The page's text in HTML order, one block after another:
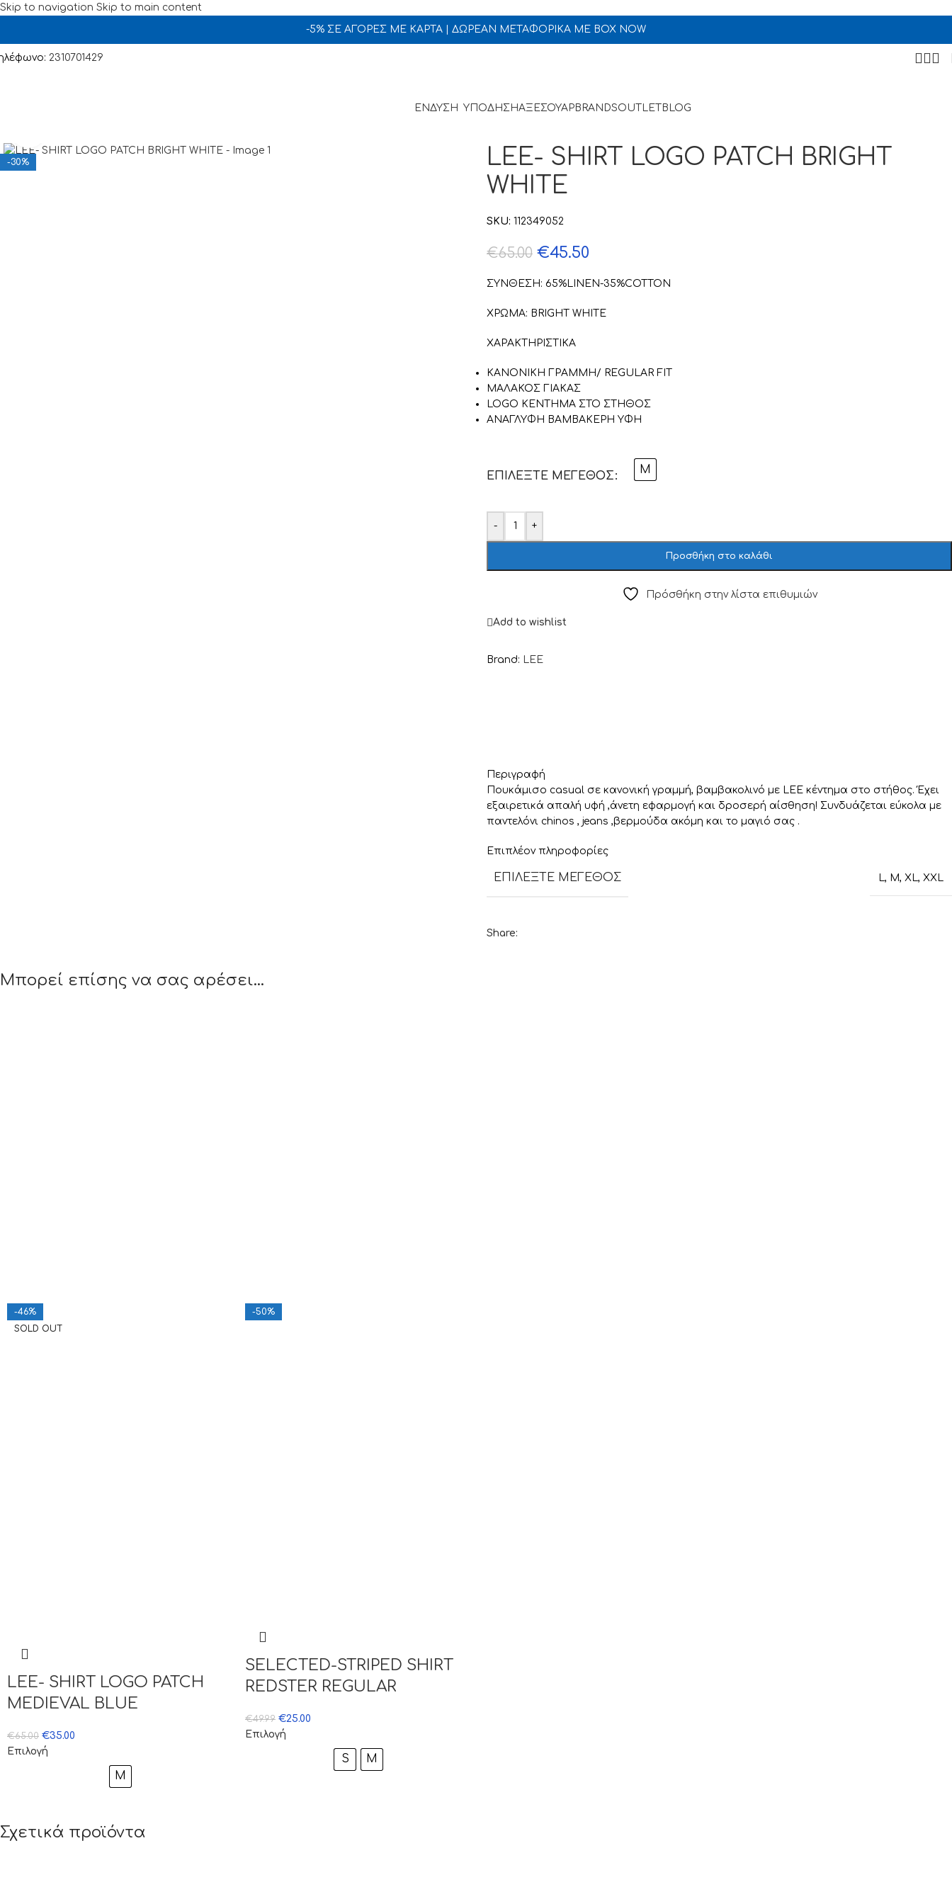
Skip to navigation Skip to main content
-5% ΣΕ ΑΓΟΡΕΣ ΜΕ ΚΑΡΤΑ | ΔΩΡΕΑΝ ΜΕΤΑΦΟΡΙΚΑ ΜΕ BOX NOW
2310701429
ΕΝΔΥΣΗ ΥΠΟΔΗΣΗΑΞΕΣΟΥΑΡ BRANDSOUTLET BLOG
-30%
LEE- SHIRT LOGO PATCH BRIGHT
WHITE
SKU: 112349052
€65.00 €45.50
ΣΥΝΘΕΣΗ: 65%LINEN-35%COTTON
ΧΡΩΜΑ: BRIGHT WHITE
ΧΑΡΑΚΤΗΡΙΣΤΙΚΑ
ΚΑΝΟΝΙΚΗ ΓΡΑΜΜΗ/ REGULAR FIT
ΜΑΛΑΚΟΣ ΓΙΑΚΑΣ
LOGO ΚΕΝΤΗΜΑ ΣΤΟ ΣΤΗΘΟΣ
ΑΝΑΓΛΥΦΗ ΒΑΜΒΑΚΕΡΗ ΥΦΗ
ΕΠΙΛΈΞΤΕ ΜΈΓΕΘΟΣ M
- +
Προσθήκη στο καλάθι
Πρόσθήκη στην λίστα επιθυμιών
Add to wishlist
Brand: LEE
Περιγραφή
Πουκάμισο casual σε κανονική γραμμή, βαμβακολινό με LEE κέντημα στο στήθος. Έχει
εξαιρετικά απαλή υφή ,άνετη εφαρμογή και δροσερή αίσθηση! Συνδυάζεται εύκολα με
παντελόνι chinos , jeans ,βερμούδα ακόμη και το μαγιό σας .
Επιπλέον πληροφορίες
ΕΠΙΛΈΞΤΕ ΜΈΓΕΘΟΣ L, M, XL, XXL
Share:
Μπορεί επίσης να σας αρέσει…
-46%
SOLD OUT
LEE- SHIRT LOGO PATCH
MEDIEVAL BLUE
€65.00 €35.00
Επιλογή
M
-50%
SELECTED-STRIPED SHIRT
REDSTER REGULAR
€49.99 €25.00
Επιλογή
S M
Σχετικά προϊόντα